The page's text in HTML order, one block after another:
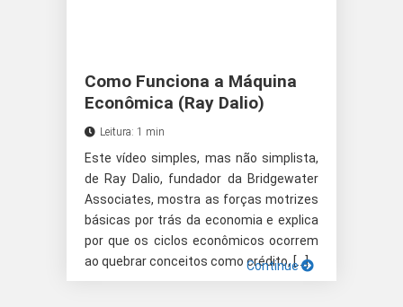
Como Funciona a Máquina
Econômica (Ray Dalio)
Leitura: 1 min
Este vídeo simples, mas não simplista,
de Ray Dalio, fundador da Bridgewater
Associates, mostra as forças motrizes
básicas por trás da economia e explica
por que os ciclos econômicos ocorrem
ao quebrar conceitos como crédito, […]
Continue